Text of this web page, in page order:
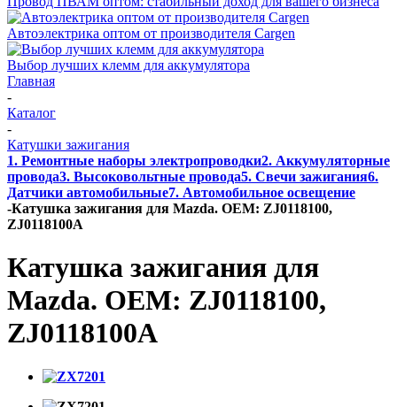
Автоэлектрика оптом от производителя Cargen
Выбор лучших клемм для аккумулятора
Главная
-
Каталог
-
Катушки зажигания
1. Ремонтные наборы электропроводки2. Аккумуляторные
провода3. Высоковольтные провода5. Свечи зажигания6.
Датчики автомобильные7. Автомобильное освещение
-Катушка зажигания для Mazda. OEM: ZJ0118100,
ZJ0118100A
Катушка зажигания для
Mazda. OEM: ZJ0118100,
ZJ0118100A